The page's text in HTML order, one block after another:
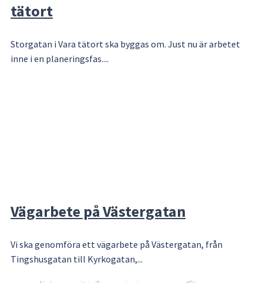
tätort
Storgatan i Vara tätort ska byggas om. Just nu är arbetet
inne i en planeringsfas....
Vägarbete på Västergatan
Vi ska genomföra ett vägarbete på Västergatan, från
Tingshusgatan till Kyrkogatan,...